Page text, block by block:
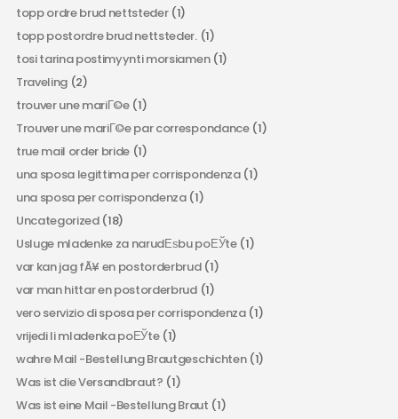
topp ordre brud nettsteder(1)
topp postordre brud nettsteder.(1)
tosi tarina postimyynti morsiamen(1)
Traveling(2)
trouver une mariГ©e(1)
Trouver une mariГ©e par correspondance(1)
true mail order bride (1)
una sposa legittima per corrispondenza(1)
una sposa per corrispondenza(1)
Uncategorized(18)
Usluge mladenke za narudЕѕbu poЕЎte(1)
var kan jag fÃ¥ en postorderbrud(1)
var man hittar en postorderbrud(1)
vero servizio di sposa per corrispondenza(1)
vrijedi li mladenka poЕЎte(1)
wahre Mail -Bestellung Brautgeschichten(1)
Was ist die Versandbraut? (1)
Was ist eine Mail -Bestellung Braut (1)